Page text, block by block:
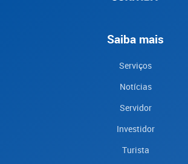
Saiba mais
Serviços
Notícias
Servidor
Investidor
Turista